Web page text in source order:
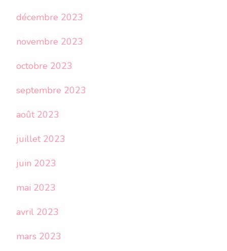
décembre 2023
novembre 2023
octobre 2023
septembre 2023
août 2023
juillet 2023
juin 2023
mai 2023
avril 2023
mars 2023